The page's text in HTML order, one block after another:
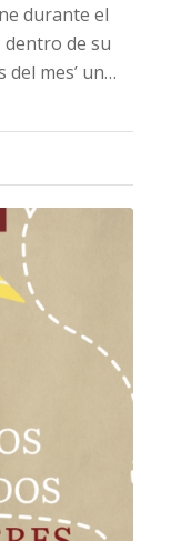
durante el
dentro de su
mes’ un…